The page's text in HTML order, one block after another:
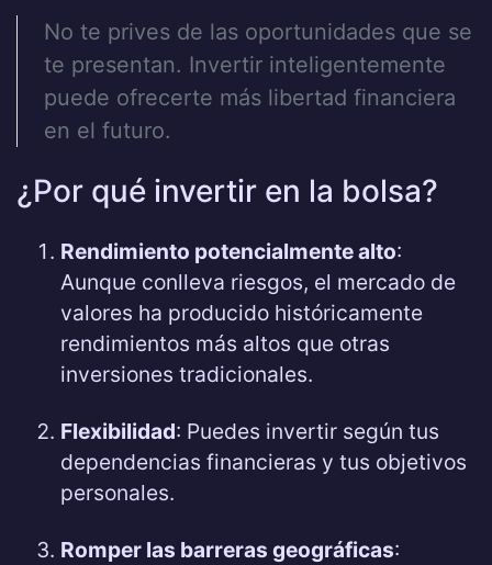
No te prives de las oportunidades que se
te presentan. Invertir inteligentemente
puede ofrecerte más libertad financiera
en el futuro.
¿Por qué invertir en la bolsa?
Rendimiento potencialmente alto:
Aunque conlleva riesgos, el mercado de
valores ha producido históricamente
rendimientos más altos que otras
inversiones tradicionales.
Flexibilidad: Puedes invertir según tus
dependencias financieras y tus objetivos
personales.
Romper las barreras geográficas: